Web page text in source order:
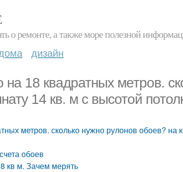
о ремонте, а также море полезной
дизайн
18 квадратных метров.
14 кв. м с высотой
метров. сколько нужно рулонов обоев? на
обоев
кв м. Зачем мерять